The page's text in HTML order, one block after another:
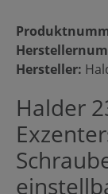
Hersteller:
Halder